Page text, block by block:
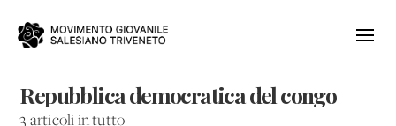
Repubblica democratica del congo
3 articoli in tutto